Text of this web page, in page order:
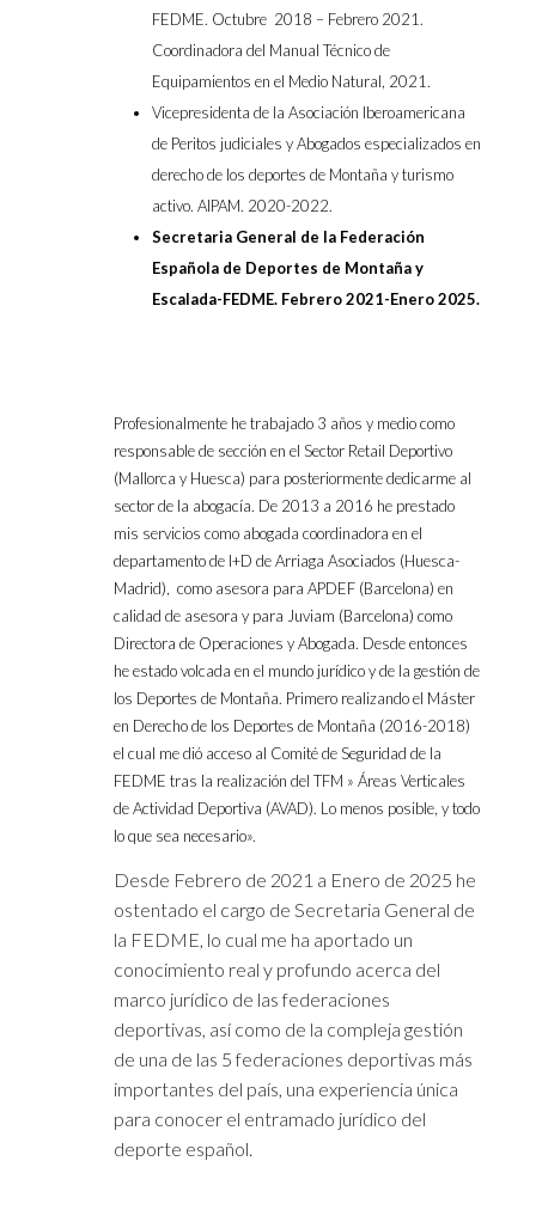
FEDME. Octubre 2018 – Febrero 2021.
Coordinadora del Manual Técnico de
Equipamientos en el Medio Natural, 2021.
Vicepresidenta de la Asociación Iberoamericana
de Peritos judiciales y Abogados especializados en
derecho de los deportes de Montaña y turismo
activo. AIPAM. 2020-2022.
Secretaria General de la Federación
Española de Deportes de Montaña y
Escalada-FEDME. Febrero 2021-Enero 2025.
Profesionalmente he trabajado 3 años y medio como
responsable de sección en el Sector Retail Deportivo
(Mallorca y Huesca) para posteriormente dedicarme al
sector de la abogacía. De 2013 a 2016 he prestado
mis servicios como abogada coordinadora en el
departamento de I+D de Arriaga Asociados (Huesca-
Madrid), como asesora para APDEF (Barcelona) en
calidad de asesora y para Juviam (Barcelona) como
Directora de Operaciones y Abogada. Desde entonces
he estado volcada en el mundo jurídico y de la gestión de
los Deportes de Montaña. Primero realizando el Máster
en Derecho de los Deportes de Montaña (2016-2018)
el cual me dió acceso al Comité de Seguridad de la
FEDME tras la realización del TFM » Áreas Verticales
de Actividad Deportiva (AVAD). Lo menos posible, y todo
lo que sea necesario».
Desde Febrero de 2021 a Enero de 2025 he
ostentado el cargo de Secretaria General de
la FEDME, lo cual me ha aportado un
conocimiento real y profundo acerca del
marco jurídico de las federaciones
deportivas, así como de la compleja gestión
de una de las 5 federaciones deportivas más
importantes del país, una experiencia única
para conocer el entramado jurídico del
deporte español.